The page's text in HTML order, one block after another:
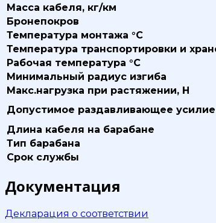
Масса кабеля, кг/км
Бронепокров
Температура монтажа °С
Температура транспортировки и
Рабочая температура °С
Минимальный радиус изгиба
Макс.нагрузка при растяжении, Н
Допустимое раздавливающее усилие
Длина кабеля на барабане
Тип барабана
Срок службы
Документация
Декларация о соответствии